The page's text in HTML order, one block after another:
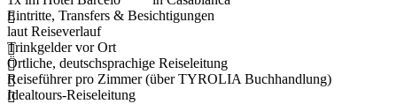
Eintritte, Transfers & Besichtigungen
laut Reiseverlauf
Trinkgelder vor Ort
Örtliche, deutschsprachige Reiseleitung
Reiseführer pro Zimmer (über TYROLIA Buchhandlung)
Idealtours-Reiseleitung